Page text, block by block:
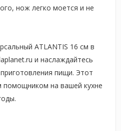
нож легко моется и не
ATLANTIS 16 см в
и наслаждайтесь
пищи. Этот
на вашей кухне